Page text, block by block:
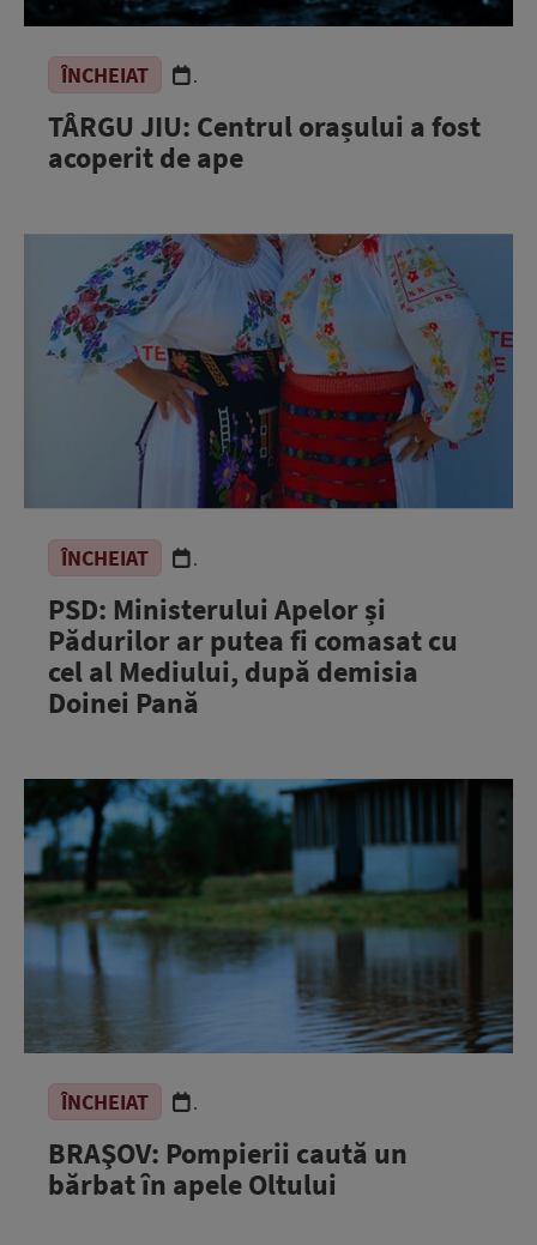
ÎNCHEIAT .
TÂRGU JIU: Centrul orașului a fost
acoperit de ape
ÎNCHEIAT .
PSD: Ministerului Apelor și
Pădurilor ar putea fi comasat cu
cel al Mediului, după demisia
Doinei Pană
ÎNCHEIAT .
BRAŞOV: Pompierii caută un
bărbat în apele Oltului